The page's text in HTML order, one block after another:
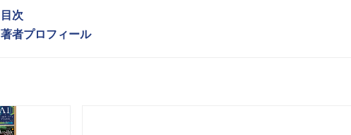
目次
著者プロフィール